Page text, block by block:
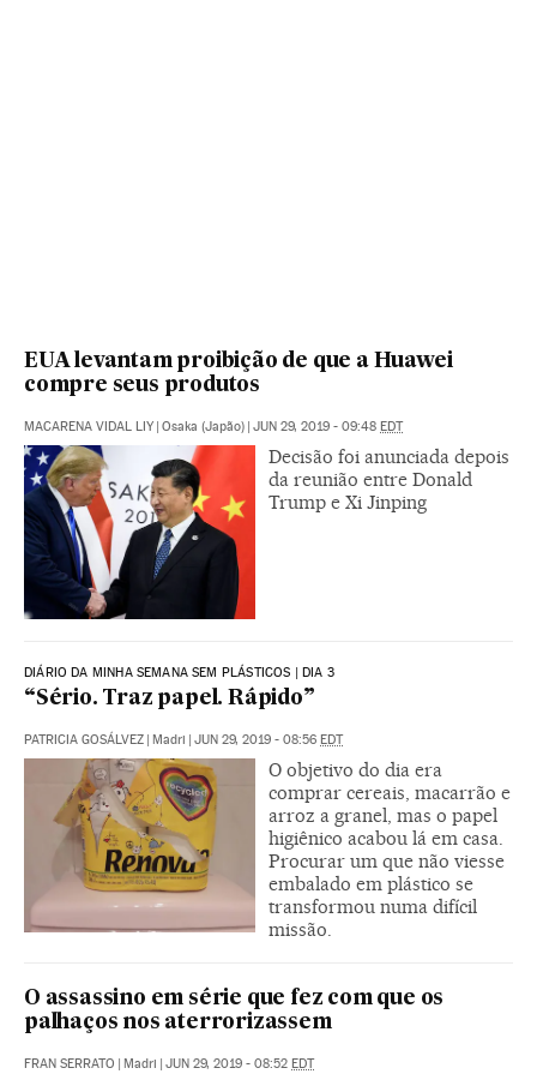
EUA levantam proibição de que a Huawei
compre seus produtos
MACARENA VIDAL LIY | Osaka (Japão) | JUN 29, 2019 - 09:48 EDT
Decisão foi anunciada depois
da reunião entre Donald
Trump e Xi Jinping
DIÁRIO DA MINHA SEMANA SEM PLÁSTICOS | DIA 3
“Sério. Traz papel. Rápido”
PATRICIA GOSÁLVEZ | Madri | JUN 29, 2019 - 08:56 EDT
O objetivo do dia era
comprar cereais, macarrão e
arroz a granel, mas o papel
higiênico acabou lá em casa.
Procurar um que não viesse
embalado em plástico se
transformou numa difícil
missão.
O assassino em série que fez com que os
palhaços nos aterrorizassem
FRAN SERRATO | Madri | JUN 29, 2019 - 08:52 EDT